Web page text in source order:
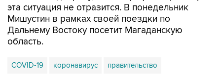
эта ситуация не отразится. В понедельник
Мишустин в рамках своей поездки по
Дальнему Востоку посетит Магаданскую
область.
COVID-19 коронавирус правительство